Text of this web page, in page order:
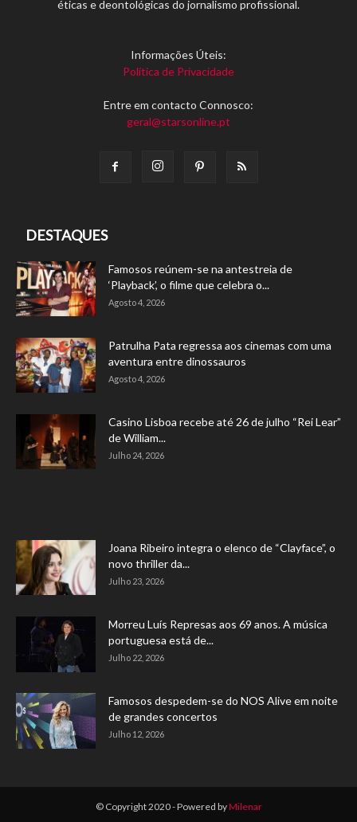
éticas e deontológicas do jornalismo profissional.
Informações Úteis:
Política de Privacidade
Entre em contacto Connosco:
geral@starsonline.pt
DESTAQUES
Famosos reúnem-se na antestreia de
‘Playback’, o filme que celebra o...
Agosto 4, 2026
Patrulha Pata regressa aos cinemas com uma
aventura entre dinossauros
Agosto 4, 2026
Casino Lisboa recebe até 26 de julho “Rei Lear”
de William...
Julho 24, 2026
Joana Ribeiro integra o elenco de “Clayface”, o
novo thriller da...
Julho 23, 2026
Morreu Luís Represas aos 69 anos. A música
portuguesa está de...
Julho 22, 2026
Famosos despedem-se do NOS Alive em noite
de grandes concertos
Julho 12, 2026
© Copyright 2020 - Powered byMilenar